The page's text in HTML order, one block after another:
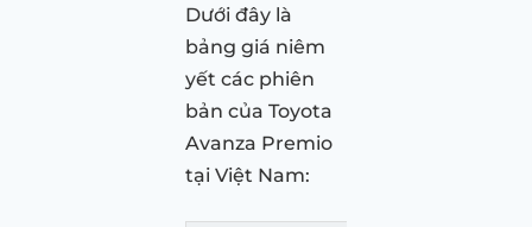
Dưới đây là
bảng giá niêm
yết các phiên
bản của Toyota
Avanza Premio
tại Việt Nam: